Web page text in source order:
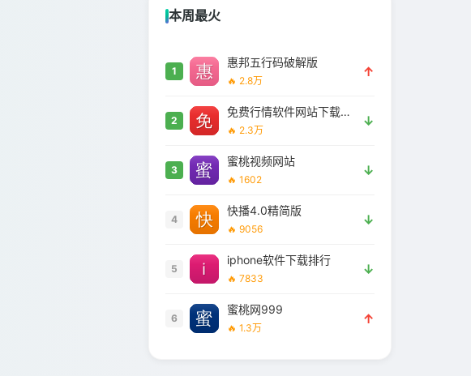
本周最火
1
惠邦五行码破解版
🔥 2.8万
↑
2
免费行情软件网站下载大全安全吗
🔥 2.3万
↓
3
蜜桃视频网站
🔥 1602
↓
4
快播4.0精简版
🔥 9056
↓
5
iphone软件下载排行
🔥 7833
↓
6
蜜桃网999
🔥 1.3万
↑